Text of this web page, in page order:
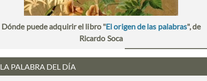
Dónde puede adquirir el libro "El origen de las palabras", de
Ricardo Soca
LA PALABRA DEL DÍA